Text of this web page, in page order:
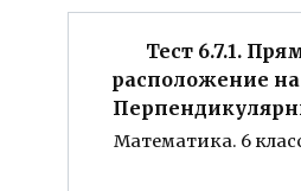
Тест 6.7.1.
расположение
Математика. 6